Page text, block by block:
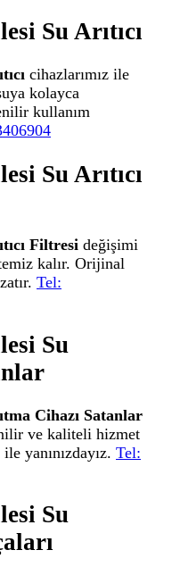
Su Arıtıcı
cihazlarımız ile
kolayca
kullanım
Su Arıtıcı
Filtresi değişimi
kalır. Orijinal
Tel:
Su
Cihazı Satanlar
ve kaliteli hizmet
yanınızdayız. Tel:
Su